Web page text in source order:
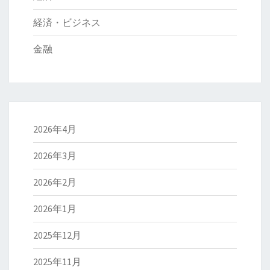
経済・ビジネス
金融
2026年4月
2026年3月
2026年2月
2026年1月
2025年12月
2025年11月